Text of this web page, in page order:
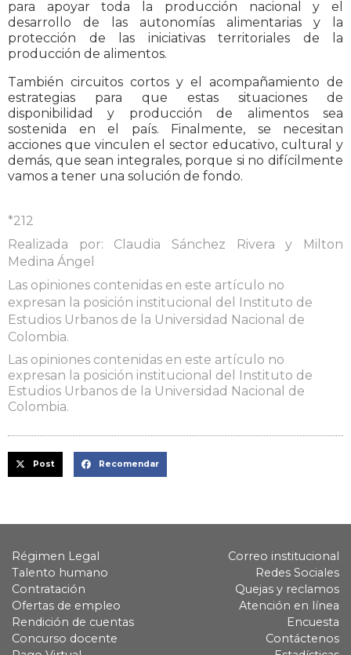
para apoyar toda la producción nacional y el
desarrollo de las autonomías alimentarias y la
protección de las iniciativas territoriales de la
producción de alimentos.
También circuitos cortos y el acompañamiento de
estrategias para que estas situaciones de
disponibilidad y producción de alimentos sea
sostenida en el país. Finalmente, se necesitan
acciones que vinculen el sector educativo, cultural y
demás, que sean integrales, porque si no difícilmente
vamos a tener una solución de fondo.
*212
Realizada por: Claudia Sánchez Rivera y Milton
Medina Ángel
Las opiniones contenidas en este artículo no
expresan la posición institucional del Instituto de
Estudios Urbanos de la Universidad Nacional de
Colombia.
Las opiniones contenidas en este artículo no
expresan la posición institucional del Instituto de
Estudios Urbanos de la Universidad Nacional de
Colombia.
Post Recomendar
Régimen Legal
Talento humano
Contratación
Ofertas de empleo
Rendición de cuentas
Concurso docente
Correo institucional
Redes Sociales
Quejas y reclamos
Atención en línea
Encuesta
Contáctenos